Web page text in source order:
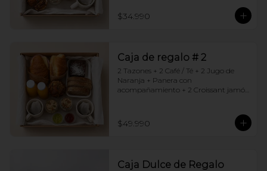
$34.990
Caja de regalo # 2
2 Tazones + 2 Café / Té + 2 Jugo de
Naranja + Panera con
acompañamiento + 2 Croissant jamón
$49.990
Caja Dulce de Regalo